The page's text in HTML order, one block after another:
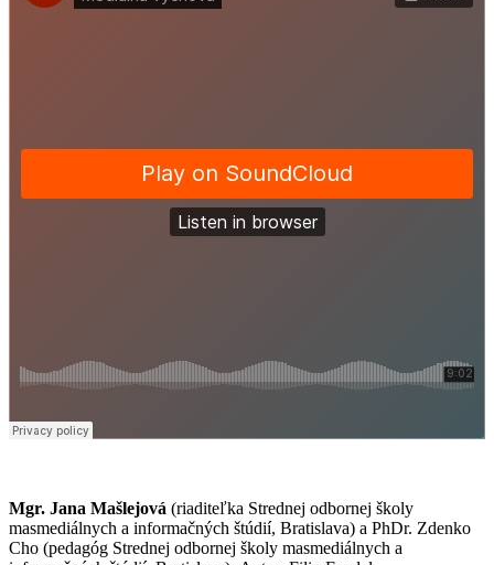
Mgr. Jana Mašlejová (riaditeľka Strednej odbornej školy
masmediálnych a informačných štúdií, Bratislava) a PhDr. Zdenko
Cho (pedagóg Strednej odbornej školy masmediálnych a